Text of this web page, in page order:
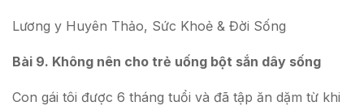
Lương y Huyên Thảo, Sức Khoẻ & Đời Sống
Bài 9. Không nên cho trẻ uống bột sắn dây sống
Con gái tôi được 6 tháng tuổi và đã tập ăn dặm từ khi